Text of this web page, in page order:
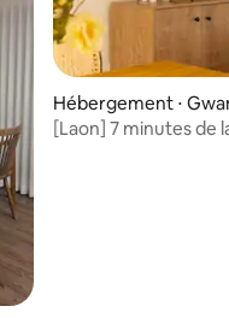
Hébergement ⋅
[Laon] 7 minutes de